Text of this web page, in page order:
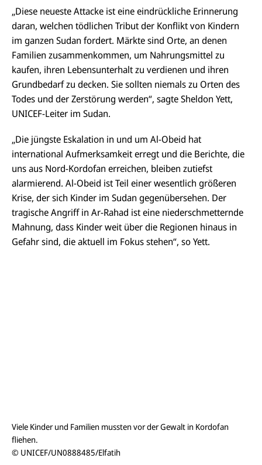
„Diese neueste Attacke ist eine eindrückliche Erinnerung
daran, welchen tödlichen Tribut der Konflikt von Kindern
im ganzen Sudan fordert. Märkte sind Orte, an denen
Familien zusammenkommen, um Nahrungsmittel zu
kaufen, ihren Lebensunterhalt zu verdienen und ihren
Grundbedarf zu decken. Sie sollten niemals zu Orten des
Todes und der Zerstörung werden“, sagte Sheldon Yett,
UNICEF-Leiter im Sudan.
„Die jüngste Eskalation in und um Al-Obeid hat
international Aufmerksamkeit erregt und die Berichte, die
uns aus Nord-Kordofan erreichen, bleiben zutiefst
alarmierend. Al-Obeid ist Teil einer wesentlich größeren
Krise, der sich Kinder im Sudan gegenübersehen. Der
tragische Angriff in Ar-Rahad ist eine niederschmetternde
Mahnung, dass Kinder weit über die Regionen hinaus in
Gefahr sind, die aktuell im Fokus stehen“, so Yett.
Viele Kinder und Familien mussten vor der Gewalt in Kordofan
fliehen.
© UNICEF/UN0888485/Elfatih